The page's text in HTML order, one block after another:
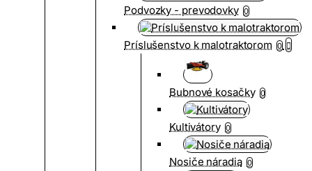
Podvozky - prevodovky 0
Príslušenstvo k malotraktorom 0
Bubnové kosačky 0
Kultivátory 0
Nosiče náradia 0